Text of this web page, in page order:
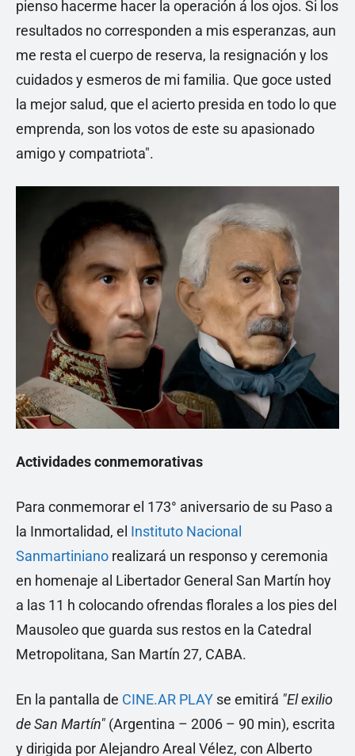
pienso hacerme hacer la operación á los ojos. Si los
resultados no corresponden a mis esperanzas, aun
me resta el cuerpo de reserva, la resignación y los
cuidados y esmeros de mi familia. Que goce usted
la mejor salud, que el acierto presida en todo lo que
emprenda, son los votos de este su apasionado
amigo y compatriota".
Actividades conmemorativas
Para conmemorar el 173° aniversario de su Paso a
la Inmortalidad, el Instituto Nacional
Sanmartiniano realizará un responso y ceremonia
en homenaje al Libertador General San Martín hoy
a las 11 h colocando ofrendas florales a los pies del
Mausoleo que guarda sus restos en la Catedral
Metropolitana, San Martín 27, CABA.
En la pantalla de CINE.AR PLAY se emitirá "El exilio
de San Martín" (Argentina – 2006 – 90 min), escrita
y dirigida por Alejandro Areal Vélez, con Alberto